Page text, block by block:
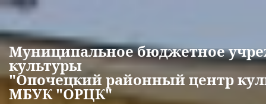
Перейти к основному содержанию
Муниципальное бюджетное
культуры
"Опочецкий районный центр
МБУК "ОРЦК"